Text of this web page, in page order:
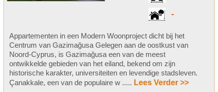
-
Appartementen in een Modern Woonproject dicht bij het
Centrum van Gazimağusa Gelegen aan de oostkust van
Noord-Cyprus, is Gazimağusa een van de meest
ontwikkelde gebieden van het eiland, bekend om zijn
historische karakter, universiteiten en levendige stadsleven.
Çanakkale, een van de populaire w ..... Lees Verder >>